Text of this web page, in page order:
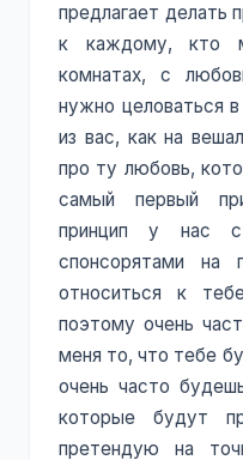
предлагает делать
к каждому, кто
комнатах, с
нужно целоваться
из вас, как на
про ту любовь,
самый первый
принцип у нас
спонсорятами
относиться к
поэтому очень
меня то, что тебе
очень часто
которые будут
претендую на